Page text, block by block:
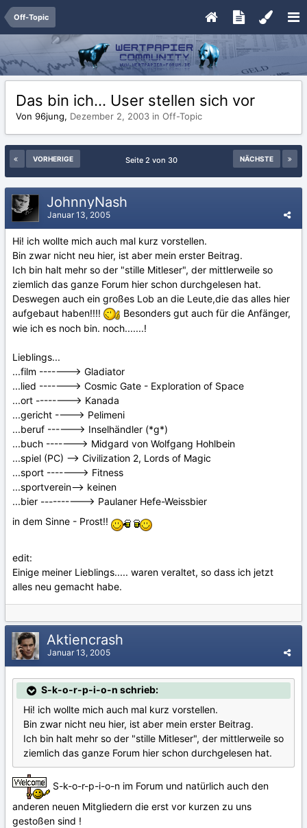
Off-Topic
Das bin ich... User stellen sich vor
Von 96jung, Dezember 2, 2003 in Off-Topic
VORHERIGE NÄCHSTE
Seite 2 von 30
JohnnyNash
Januar 13, 2005
Hi! ich wollte mich auch mal kurz vorstellen.
Bin zwar nicht neu hier, ist aber mein erster Beitrag.
Ich bin halt mehr so der "stille Mitleser", der mittlerweile so
ziemlich das ganze Forum hier schon durchgelesen hat.
Deswegen auch ein großes Lob an die Leute,die das alles hier
aufgebaut haben!!!!
Besonders gut auch für die Anfänger,
wie ich es noch bin. noch.......!
Lieblings...
...film -------> Gladiator
...lied -------> Cosmic Gate - Exploration of Space
...ort --------> Kanada
...gericht ----> Pelimeni
...beruf ------> Inselhändler (*g*)
...buch -------> Midgard von Wolfgang Hohlbein
...spiel (PC) --> Civilization 2, Lords of Magic
...sport -------> Fitness
...sportverein--> keinen
...bier ----------> Paulaner Hefe-Weissbier
in dem Sinne - Prost!!
edit:
Einige meiner Lieblings..... waren veraltet, so dass ich jetzt
alles neu gemacht habe.
Aktiencrash
Januar 13, 2005
S-k-o-r-p-i-o-n schrieb:
Hi! ich wollte mich auch mal kurz vorstellen.
Bin zwar nicht neu hier, ist aber mein erster Beitrag.
Ich bin halt mehr so der "stille Mitleser", der mittlerweile so
ziemlich das ganze Forum hier schon durchgelesen hat.
S-k-o-r-p-i-o-n im Forum und natürlich auch den
anderen neuen Mitgliedern die erst vor kurzen zu uns
gestoßen sind !